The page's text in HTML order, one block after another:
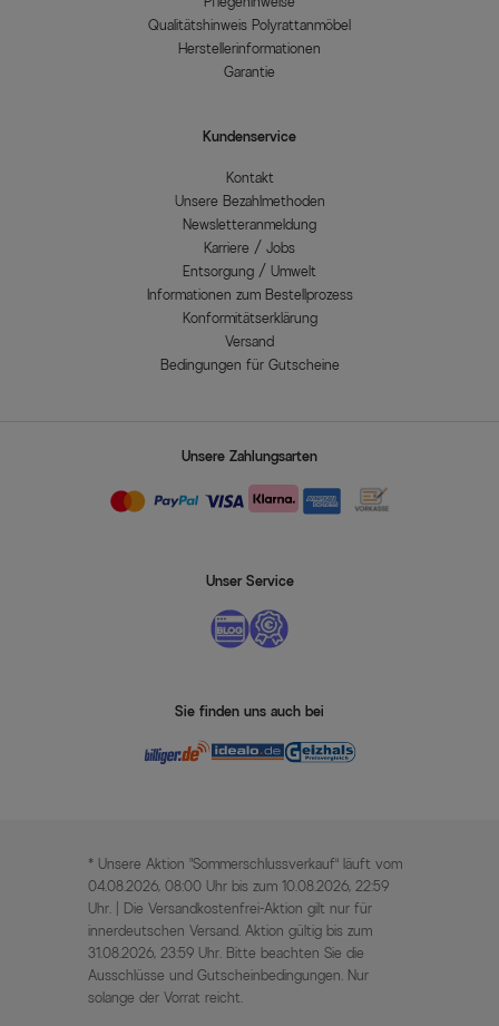
Qualitätshinweis Polyrattanmöbel
Herstellerinformationen
Garantie
Kundenservice
Kontakt
Unsere Bezahlmethoden
Newsletteranmeldung
Karriere / Jobs
Entsorgung / Umwelt
Informationen zum Bestellprozess
Konformitätserklärung
Versand
Bedingungen für Gutscheine
Unsere Zahlungsarten
Unser Service
Sie finden uns auch bei
* Unsere Aktion „Sommerschlussverkauf“ läuft vom
04.08.2026, 08:00 Uhr bis zum 10.08.2026, 22:59
Uhr. | Die Versandkostenfrei-Aktion gilt nur für
innerdeutschen Versand. Aktion gültig bis zum
31.08.2026, 23:59 Uhr. Bitte beachten Sie die
Ausschlüsse und Gutscheinbedingungen. Nur
solange der Vorrat reicht.